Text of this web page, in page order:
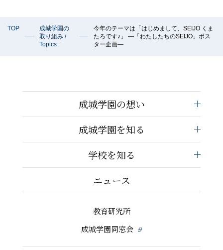
TOP
成城学園の
取り組み /
Topics
今年のテーマは「はじめまして、SEIJO くま
たろです♪」 —「わたしたちのSEIJO」ポス
ター企画—
成城学園の想い
成城学園を知る
学校を知る
ニュース
教育研究所
成城学園同窓会